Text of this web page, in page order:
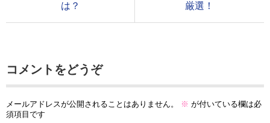
は？
厳選！
コメントをどうぞ
メールアドレスが公開されることはありません。 ※ が付いている欄は必
須項目です